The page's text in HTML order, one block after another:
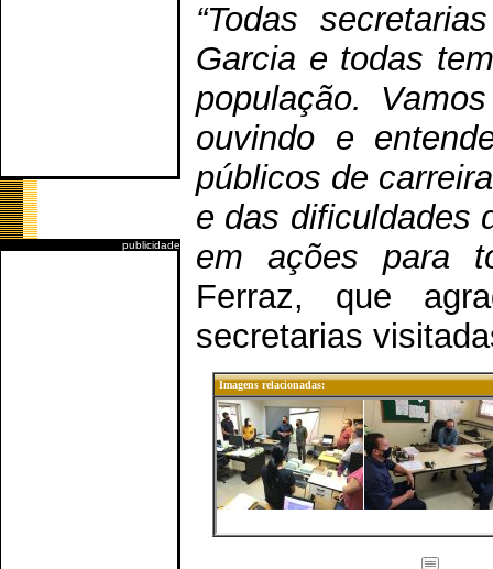
publicidade
“Todas
Garcia e todas
população.
ouvindo e
públicos de
e das dificuldades
em ações para
Ferraz, que
secretarias
Imagens relacionadas: